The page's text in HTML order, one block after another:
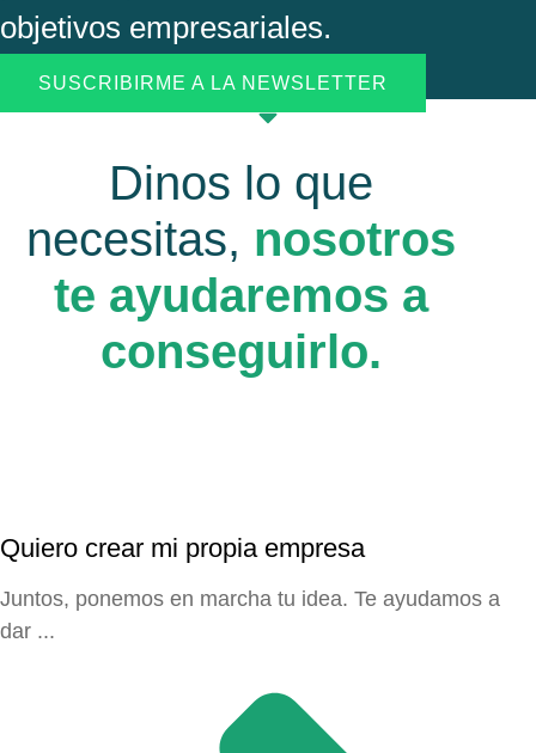
objetivos empresariales.
SUSCRIBIRME A LA NEWSLETTER
Dinos lo que
necesitas, nosotros
te ayudaremos a
conseguirlo.
Quiero crear mi propia empresa
Juntos, ponemos en marcha tu idea. Te ayudamos a
dar ...